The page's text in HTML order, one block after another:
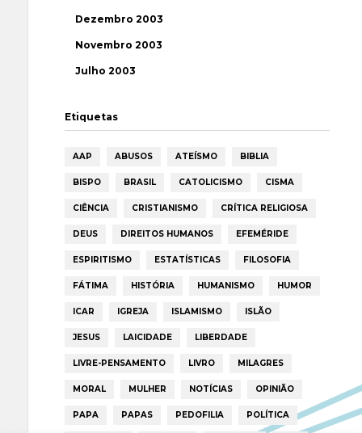
Dezembro 2003
Novembro 2003
Julho 2003
Etiquetas
AAP ABUSOS ATEÍSMO BIBLIA
BISPO BRASIL CATOLICISMO CISMA
CIÊNCIA CRISTIANISMO CRÍTICA RELIGIOSA
DEUS DIREITOS HUMANOS EFEMÉRIDE
ESPIRITISMO ESTATÍSTICAS FILOSOFIA
FÁTIMA HISTÓRIA HUMANISMO HUMOR
ICAR IGREJA ISLAMISMO ISLÃO
JESUS LAICIDADE LIBERDADE
LIVRE-PENSAMENTO LIVRO MILAGRES
MORAL MULHER NOTÍCIAS OPINIÃO
PAPA PAPAS PEDOFILIA POLÍTICA